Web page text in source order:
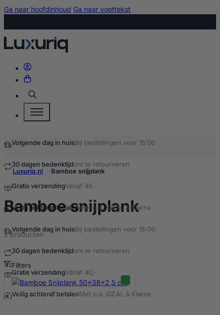
Ga naar hoofdinhoud Ga naar voettekst
Zoeken
Volgende dag in huisBij bestellingen voor 15:00
30 dagen bedenktijdom te retourneren
Gratis verzendingVanaf 40,-
Veilig achteraf betalenMet o.a. iDEAL & Klarna
Volgende dag in huisBij bestellingen voor 15:00
30 dagen bedenktijdom te retourneren
Gratis verzendingVanaf 40,-
Veilig achteraf betalenMet o.a. iDEAL & Klarna
Luxuriq.nl Bamboe snijplank
Bamboe snijplankkopen
2 producten
Filters
Bamboe snijplank Producten